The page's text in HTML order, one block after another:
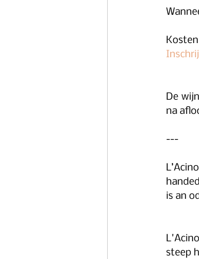
De
na
---
is an
steep